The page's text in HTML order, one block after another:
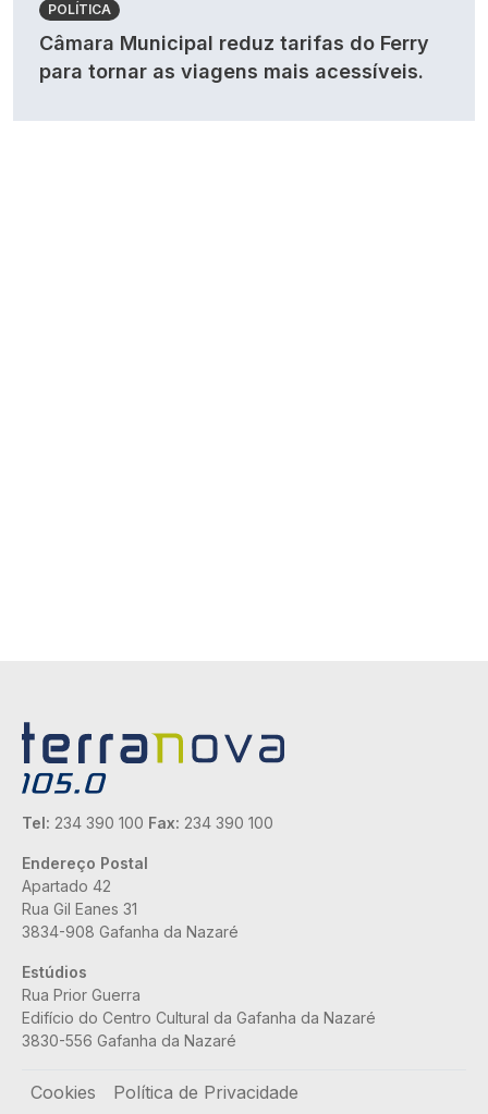
POLÍTICA
Câmara Municipal reduz tarifas do Ferry
para tornar as viagens mais acessíveis.
Tel: 234 390 100 Fax: 234 390 100
Endereço Postal
Apartado 42
Rua Gil Eanes 31
3834-908 Gafanha da Nazaré
Estúdios
Rua Prior Guerra
Edifício do Centro Cultural da Gafanha da Nazaré
3830-556 Gafanha da Nazaré
Rodapé
Cookies Política de Privacidade